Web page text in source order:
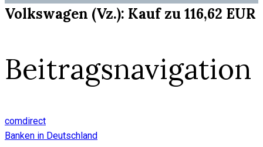
Volkswagen (Vz.): Kauf zu 116,62 EUR
Beitragsnavigation
comdirect
Banken in Deutschland